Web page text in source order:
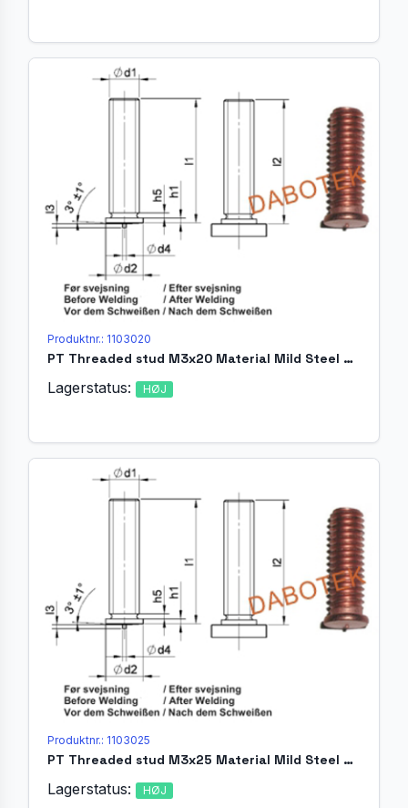
Produktnr.: 1103020
PT Threaded stud M3x20 Material Mild Steel 4.8 acc. EN ISO 13918
Lagerstatus: HØJ
Produktnr.: 1103025
PT Threaded stud M3x25 Material Mild Steel 4.8 acc. EN ISO 13918
Lagerstatus: HØJ